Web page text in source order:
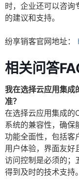
时，企业还可以咨询
的建议和支持。
纷享销客官网地址：
相关问答
我在选择云应用集成
准？
在选择云应用集成的
系统的兼容性，确保
功能全面性，包括客
用户体验，界面友好
访问控制是必须的；
得到及时的技术支持。